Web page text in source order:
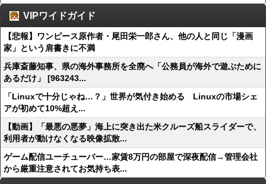
VIPワイドガイド
【悲報】ワンピース原作者・尾田栄一郎さん、他の人と同じ「漫画
家」という肩書きに不満
兵庫斎藤知事、県の海外事務所を全廃へ「公務員が海外で遊ぶために
あるだけ」 [963243...
「Linuxで十分じゃね…？」世界が気付き始める Linuxの市場シェ
アが初めて10%超え...
【動画】「最悪の悪夢」海上に突き出た米クルーズ船スライダーで、
利用者が動けなくなる映像拡散...
ゲーム配信ユーチューバー…家賃8万円の部屋で深夜配信→管理会社
から厳重注意されてお気持ち表...